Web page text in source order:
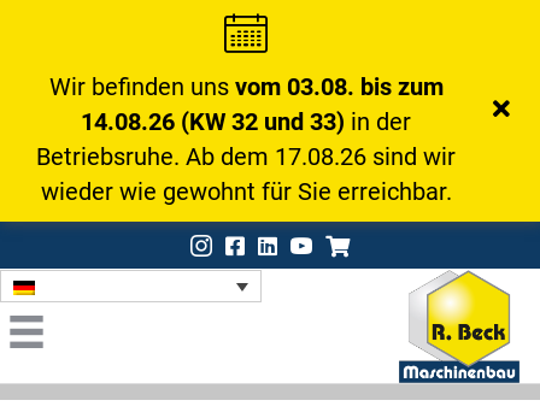
Instagram
Facebook
LinkedIn Onlineshop
Wir befinden uns vom 03.08. bis zum
14.08.26 (KW 32 und 33) in der
Betriebsruhe. Ab dem 17.08.26 sind wir
wieder wie gewohnt für Sie erreichbar.